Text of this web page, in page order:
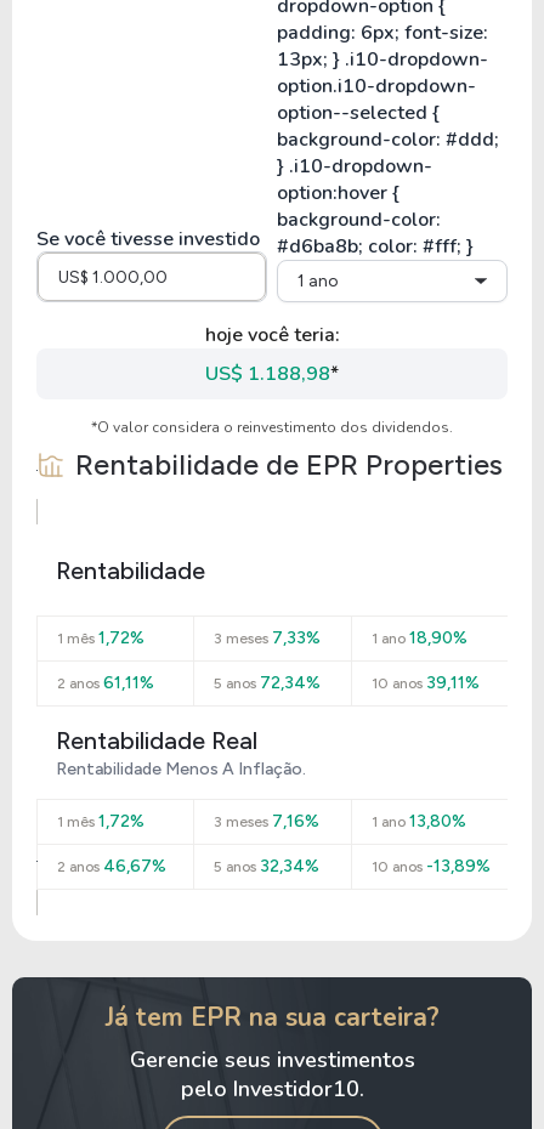
Se você tivesse investido
1 ano
hoje você teria:
US$ 1.188,98*
*O valor considera o reinvestimento dos dividendos.
Rentabilidade de EPR Properties
Rentabilidade
1 mês 1,72% 3 meses 7,33% 1 ano18,90%
2 anos 61,11% 5 anos 72,34% 10 anos39,11%
Rentabilidade Real
Rentabilidade Menos A Inflação.
1 mês 1,72% 3 meses 7,16% 1 ano13,80%
2 anos 46,67% 5 anos 32,34% 10 anos-13,89%
Já tem EPR na sua carteira?
Gerencie seus investimentos
pelo Investidor10.